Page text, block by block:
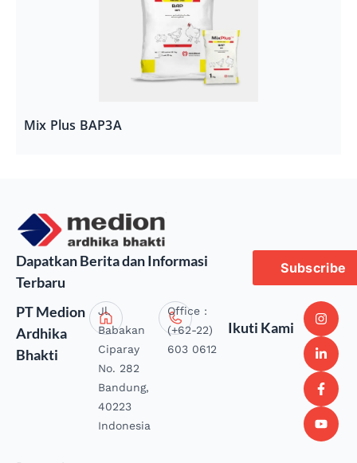
Mix Plus BAP3A
Dapatkan Berita dan Informasi
Terbaru
Subscribe
PT Medion
Ardhika
Bhakti
Jl.
Babakan
Ciparay
No. 282
Bandung,
40223
Indonesia
Office :
(+62-22)
603 0612
Ikuti Kami